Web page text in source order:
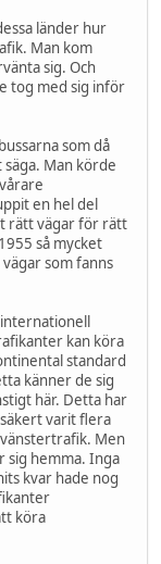
länder hur
Man kom
sig. Och
tog med sig inför
som då
Man körde
en hel del
rätt vägar för rätt
så mycket
som fanns
kan köra
standard
känner de sig
här. Detta har
varit flera
Men
sig hemma. Inga
kvar hade nog
köra